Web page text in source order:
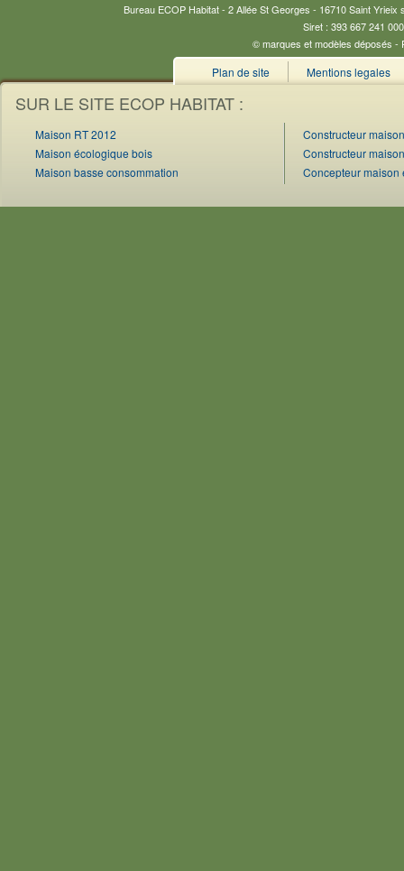
Bureau ECOP Habitat - 2 Allée St Georges - 16710 Saint
Siret : 393 667 241
© marques et modèles déposés -
Plan de site Mentions legales
SUR LE SITE ECOP HABITAT :
Maison RT 2012
Maison écologique bois
Maison basse consommation
Constructeur
Constructeur
Concepteur maison